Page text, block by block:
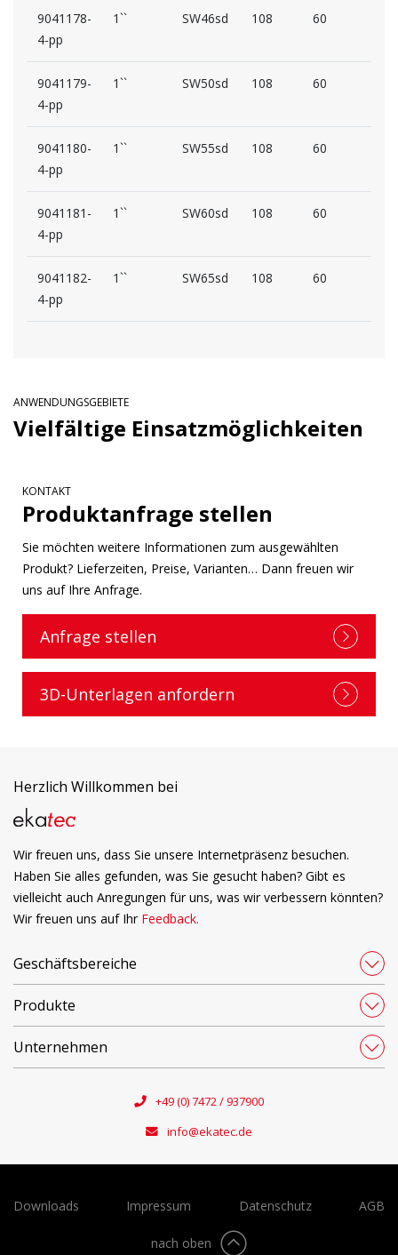
9041178-
4-pp
1`` SW46sd 108 60
9041179-
4-pp
1`` SW50sd 108 60
9041180-
4-pp
1`` SW55sd 108 60
9041181-
4-pp
1`` SW60sd 108 60
9041182-
4-pp
1`` SW65sd 108 60
ANWENDUNGSGEBIETE
Vielfältige Einsatzmöglichkeiten
KONTAKT
Produktanfrage stellen
Sie möchten weitere Informationen zum ausgewählten
Produkt? Lieferzeiten, Preise, Varianten… Dann freuen wir
uns auf Ihre Anfrage.
Anfrage stellen
3D-Unterlagen anfordern
Herzlich Willkommen bei
Wir freuen uns, dass Sie unsere Internetpräsenz besuchen.
Haben Sie alles gefunden, was Sie gesucht haben? Gibt es
vielleicht auch Anregungen für uns, was wir verbessern könnten?
Wir freuen uns auf Ihr Feedback.
Geschäftsbereiche
Produkte
Unternehmen
+49 (0) 7472 / 937900
info@ekatec.de
Downloads Impressum Datenschutz AGB
nach oben